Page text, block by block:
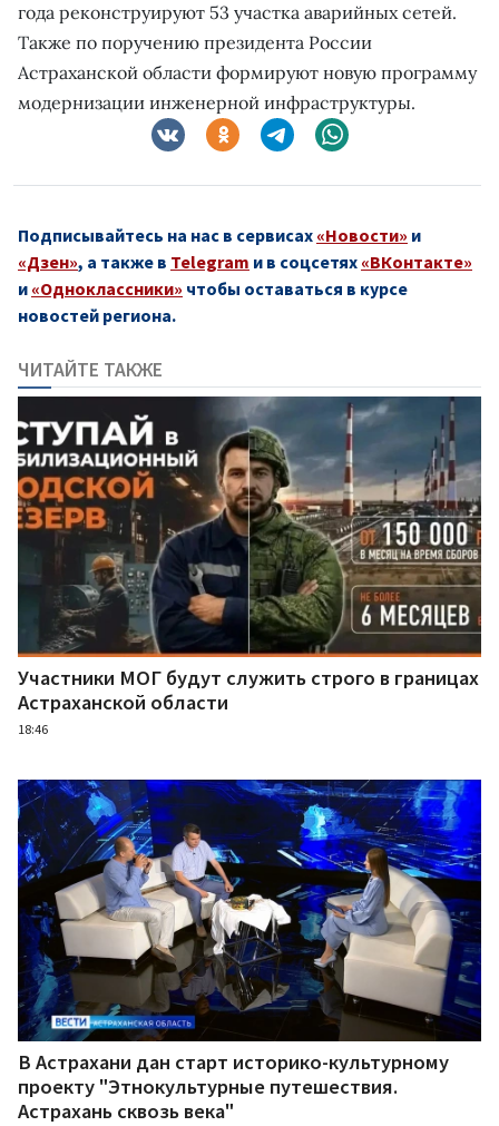
года реконструируют 53 участка аварийных сетей.
Также по поручению президента России
Астраханской области формируют новую программу
модернизации инженерной инфраструктуры.
Подписывайтесь на нас в сервисах «Новости» и
«Дзен», а также в Telegram и в соцсетях «ВКонтакте»
и «Одноклассники» чтобы оставаться в курсе
новостей региона.
ЧИТАЙТЕ ТАКЖЕ
Участники МОГ будут служить строго в границах
Астраханской области
18:46
В Астрахани дан старт историко-культурному
проекту "Этнокультурные путешествия.
Астрахань сквозь века"